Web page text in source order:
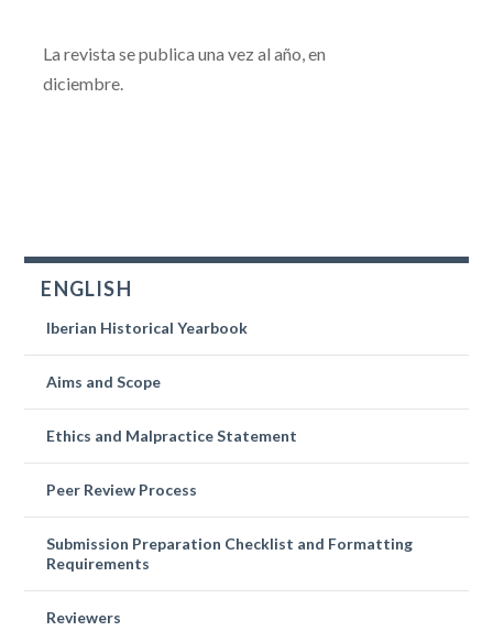
La revista se publica una vez al año, en
diciembre.
ENGLISH
Iberian Historical Yearbook
Aims and Scope
Ethics and Malpractice Statement
Peer Review Process
Submission Preparation Checklist and Formatting
Requirements
Reviewers